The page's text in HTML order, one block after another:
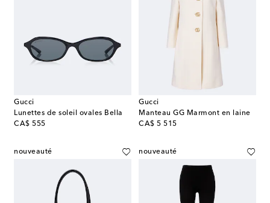
Gucci
Lunettes de soleil ovales Bella
CA$ 555
original price
Gucci
Manteau GG Marmont en laine
CA$ 5 515
original price
nouveauté nouveauté